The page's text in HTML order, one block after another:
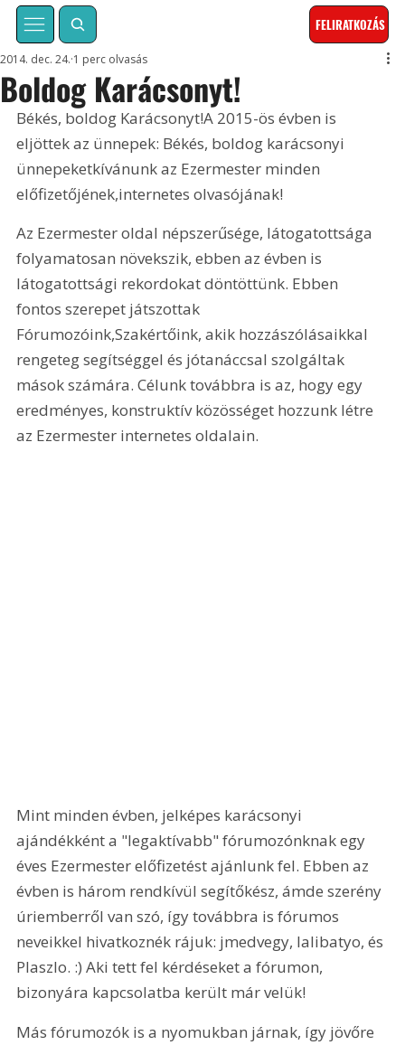
FELIRATKOZÁS
Boldog Karácsonyt!
2014. dec. 24. 1 perc olvasás
Békés, boldog Karácsonyt!A 2015-ös évben is
eljöttek az ünnepek: Békés, boldog karácsonyi
ünnepeketkívánunk az Ezermester minden
előfizetőjének,internetes olvasójának!
Az Ezermester oldal népszerűsége, látogatottsága
folyamatosan növekszik, ebben az évben is
látogatottsági rekordokat döntöttünk. Ebben
fontos szerepet játszottak
Fórumozóink,Szakértőink, akik hozzászólásaikkal
rengeteg segítséggel és jótanáccsal szolgáltak
mások számára. Célunk továbbra is az, hogy egy
eredményes, konstruktív közösséget hozzunk létre
az Ezermester internetes oldalain.
Mint minden évben, jelképes karácsonyi
ajándékként a "legaktívabb" fórumozónknak egy
éves Ezermester előfizetést ajánlunk fel. Ebben az
évben is három rendkívül segítőkész, ámde szerény
úriemberről van szó, így továbbra is fórumos
neveikkel hivatkoznék rájuk: jmedvegy, lalibatyo, és
Plaszlo. :) Aki tett fel kérdéseket a fórumon,
bizonyára kapcsolatba került már velük!
Más fórumozók is a nyomukban járnak, így jövőre